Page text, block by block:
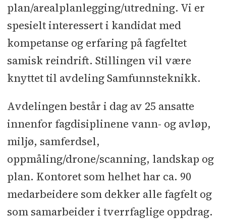
plan/arealplanlegging/utredning. Vi er
spesielt interessert i kandidat med
kompetanse og erfaring på fagfeltet
samisk reindrift. Stillingen vil være
knyttet til avdeling Samfunnsteknikk.
Avdelingen består i dag av 25 ansatte
innenfor fagdisiplinene vann- og avløp,
miljø, samferdsel,
oppmåling/drone/scanning, landskap og
plan. Kontoret som helhet har ca. 90
medarbeidere som dekker alle fagfelt og
som samarbeider i tverrfaglige oppdrag.